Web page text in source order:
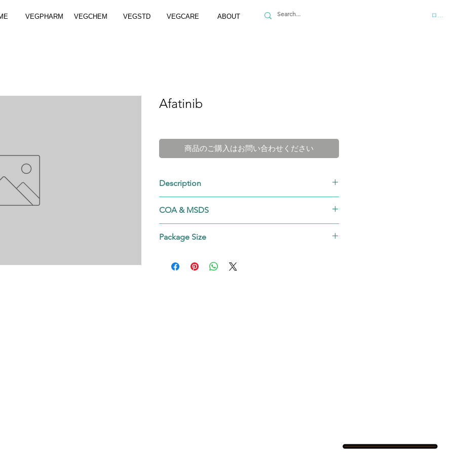
VEGPHARM VEGCHEM VEGSTD VEGCARE ABOUT ログイ
Afatinib
商品のご購入はお問い合わせください
Description
COA & MSDS
Package Size